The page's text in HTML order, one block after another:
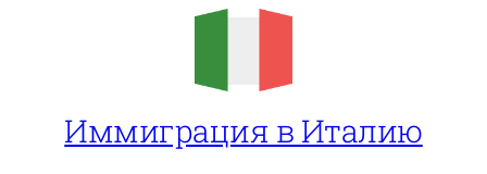
Иммиграция в Италию